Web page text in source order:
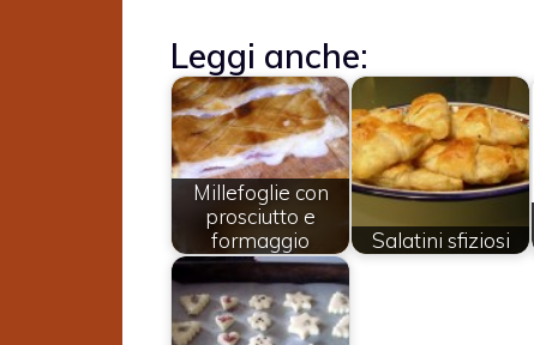
Leggi anche:
Millefoglie con
prosciutto e
formaggio
Salatini sfiziosi